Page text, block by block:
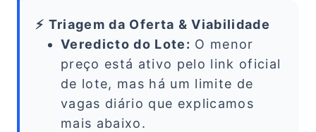
⚡ Triagem da Oferta & Viabilidade
Veredicto do Lote: O menor
preço está ativo pelo link oficial
de lote, mas há um limite de
vagas diário que explicamos
mais abaixo.